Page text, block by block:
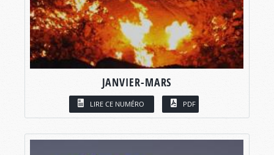
JANVIER-MARS
LIRE CE NUMÉRO PDF